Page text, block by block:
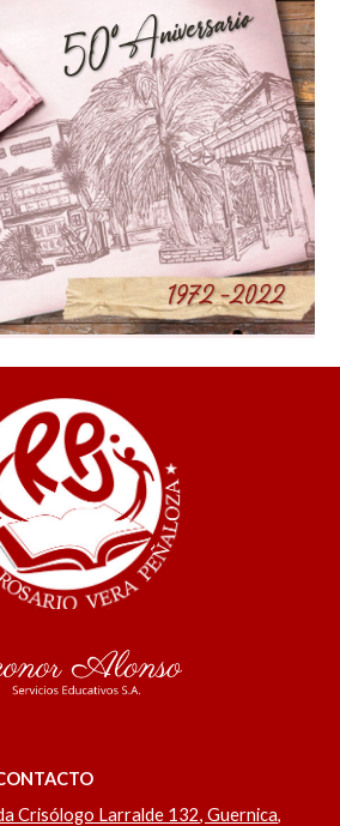
Crisólogo Larralde 132, Guernica,